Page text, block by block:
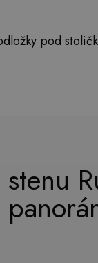
pod